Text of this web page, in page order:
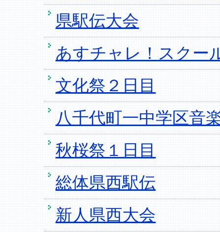
県駅伝大会
あすチャレ！スクー
文化祭２日目
八千代町一中学区音
秋桜祭１日目
総体県西駅伝
新人県西大会